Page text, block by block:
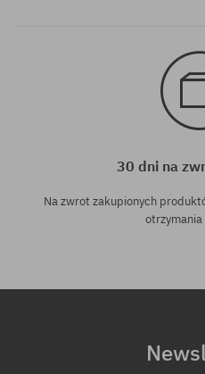
30 dni na
Na zwrot zakupionych
otrzymania